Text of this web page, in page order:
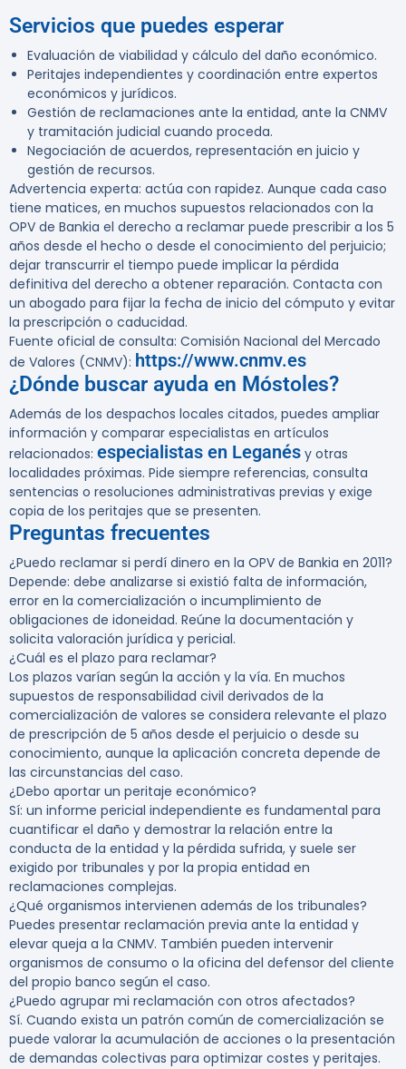
Servicios que puedes esperar
Evaluación de viabilidad y cálculo del daño económico.
Peritajes independientes y coordinación entre expertos
económicos y jurídicos.
Gestión de reclamaciones ante la entidad, ante la CNMV
y tramitación judicial cuando proceda.
Negociación de acuerdos, representación en juicio y
gestión de recursos.
Advertencia experta: actúa con rapidez. Aunque cada caso
tiene matices, en muchos supuestos relacionados con la
OPV de Bankia el derecho a reclamar puede prescribir a los 5
años desde el hecho o desde el conocimiento del perjuicio;
dejar transcurrir el tiempo puede implicar la pérdida
definitiva del derecho a obtener reparación. Contacta con
un abogado para fijar la fecha de inicio del cómputo y evitar
la prescripción o caducidad.
Fuente oficial de consulta: Comisión Nacional del Mercado
de Valores (CNMV): https://www.cnmv.es
¿Dónde buscar ayuda en Móstoles?
Además de los despachos locales citados, puedes ampliar
información y comparar especialistas en artículos
relacionados: especialistas en Leganés y otras
localidades próximas. Pide siempre referencias, consulta
sentencias o resoluciones administrativas previas y exige
copia de los peritajes que se presenten.
Preguntas frecuentes
¿Puedo reclamar si perdí dinero en la OPV de Bankia en 2011?
Depende: debe analizarse si existió falta de información,
error en la comercialización o incumplimiento de
obligaciones de idoneidad. Reúne la documentación y
solicita valoración jurídica y pericial.
¿Cuál es el plazo para reclamar?
Los plazos varían según la acción y la vía. En muchos
supuestos de responsabilidad civil derivados de la
comercialización de valores se considera relevante el plazo
de prescripción de 5 años desde el perjuicio o desde su
conocimiento, aunque la aplicación concreta depende de
las circunstancias del caso.
¿Debo aportar un peritaje económico?
Sí: un informe pericial independiente es fundamental para
cuantificar el daño y demostrar la relación entre la
conducta de la entidad y la pérdida sufrida, y suele ser
exigido por tribunales y por la propia entidad en
reclamaciones complejas.
¿Qué organismos intervienen además de los tribunales?
Puedes presentar reclamación previa ante la entidad y
elevar queja a la CNMV. También pueden intervenir
organismos de consumo o la oficina del defensor del cliente
del propio banco según el caso.
¿Puedo agrupar mi reclamación con otros afectados?
Sí. Cuando exista un patrón común de comercialización se
puede valorar la acumulación de acciones o la presentación
de demandas colectivas para optimizar costes y peritajes.